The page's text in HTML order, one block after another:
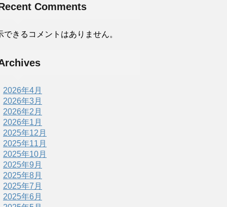
Comments
できるコメントはありません。
2026年4月
2026年3月
2026年2月
2026年1月
2025年12月
2025年11月
2025年10月
2025年9月
2025年8月
2025年7月
2025年6月